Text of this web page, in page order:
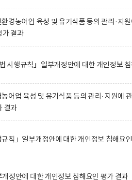
환경농어업 육성 및 유기식품 등의 관리·지
가 결과
시행규칙」일부개정안에 대한 개인정보
농어업 육성 및 유기식품 등의 관리·지원에
결과
규칙」일부개정안에 대한 개인정보 침해요
개정안에 대한 개인정보 침해요인 평가 결과